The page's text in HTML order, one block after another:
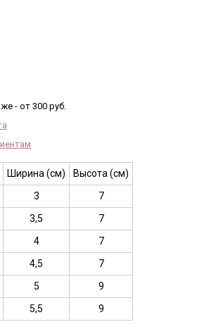
- от 300 руб.
Ширина (см)
Высота (см)
3
7
3,5
7
4
7
4,5
7
5
9
5,5 9